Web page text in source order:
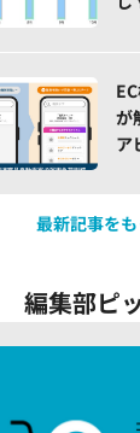
が
ア
最新記事を
編集部ピ